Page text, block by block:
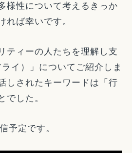
様性について考えるきっか
れば幸いです。
ティーの人たちを理解し支
イ）」についてご紹介しま
しされたキーワードは「行
でした。
予定です。